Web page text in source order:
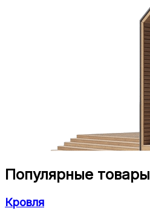
Популярные товары
Кровля